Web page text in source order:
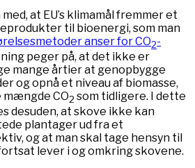
at EU’s klimamål fremmer et
til bioenergi, som man
anser for CO2-
peger på, at det ikke er
mange årtier at genopbygge
og opnå et niveau af biomasse,
mængde CO2 som tidligere. I dette
desuden, at skove ikke kan
plantager ud fra et
og at man skal tage hensyn til
lever i og omkring skovene.